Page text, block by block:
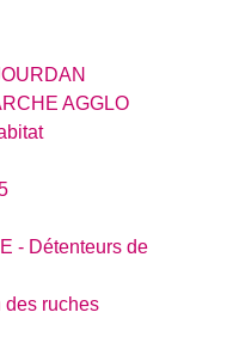
AGGLO
- Détenteurs de
des ruches